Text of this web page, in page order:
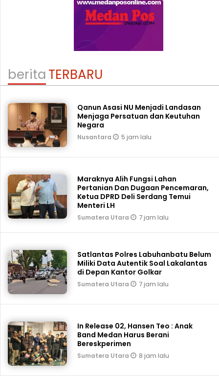
beritaTERBARU
Qanun Asasi NU Menjadi Landasan
Menjaga Persatuan dan Keutuhan
Negara
Nusantara 5 jam lalu
Maraknya Alih Fungsi Lahan
Pertanian Dan Dugaan Pencemaran,
Ketua DPRD Deli Serdang Temui
Menteri LH
Sumatera Utara 7 jam lalu
Satlantas Polres Labuhanbatu Belum
Miliki Data Autentik Soal Lakalantas
di Depan Kantor Golkar
Sumatera Utara 7 jam lalu
In Release 02, Hansen Teo : Anak
Band Medan Harus Berani
Bereskperimen
Sumatera Utara 8 jam lalu